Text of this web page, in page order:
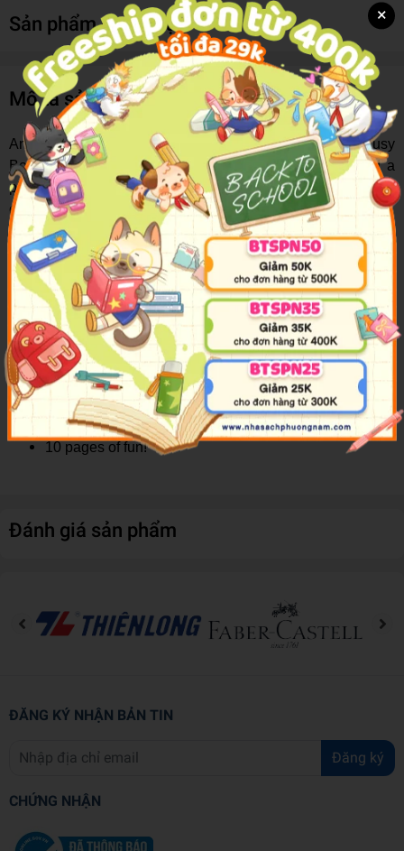
Sản phẩm cùng loại
Mô tả sản phẩm
An engaging storybook and toy in one activity kit!My Busy
Booksoffer full-page illustrations, a story, figurines, and a
playmat that bring the characters to life and ignite your
child's imagination.
© Disney
Features:
Sturdy board book
Colorful images
Lively story
Plastic figurines
Durable playmat
Figurines and playmat stored in the book
Portable
10 pages of fun!
Đánh giá sản phẩm
ĐĂNG KÝ NHẬN BẢN TIN
Đăng ký
CHỨNG NHẬN
×